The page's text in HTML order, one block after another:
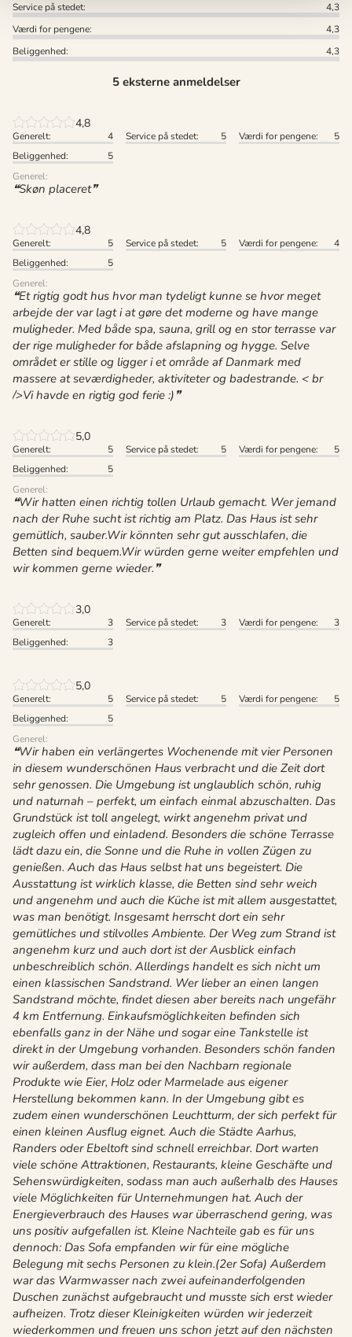
Service på stedet:
4,3
Værdi for pengene:
4,3
Beliggenhed:
4,3
5 eksterne anmeldelser
4,8
Generelt: 4 Service på stedet: 5 Værdi for pengene:
5
Beliggenhed:
5
Generel:
Skøn placeret
4,8
Generelt: 5 Service på stedet: 5 Værdi for pengene:
4
Beliggenhed:
5
Generel:
Et rigtig godt hus hvor man tydeligt kunne se hvor meget
arbejde der var lagt i at gøre det moderne og have mange
muligheder. Med både spa, sauna, grill og en stor terrasse var
der rige muligheder for både afslapning og hygge. Selve
området er stille og ligger i et område af Danmark med
massere at seværdigheder, aktiviteter og badestrande. < br
/>Vi havde en rigtig god ferie :)
5,0
Generelt: 5 Service på stedet: 5 Værdi for pengene:
5
Beliggenhed:
5
Generel:
Wir hatten einen richtig tollen Urlaub gemacht. Wer jemand
nach der Ruhe sucht ist richtig am Platz. Das Haus ist sehr
gemütlich, sauber.Wir könnten sehr gut ausschlafen, die
Betten sind bequem.Wir würden gerne weiter empfehlen und
wir kommen gerne wieder.
3,0
Generelt: 3 Service på stedet: 3 Værdi for pengene:
3
Beliggenhed:
3
5,0
Generelt: 5 Service på stedet: 5 Værdi for pengene:
5
Beliggenhed:
5
Generel:
Wir haben ein verlängertes Wochenende mit vier Personen
in diesem wunderschönen Haus verbracht und die Zeit dort
sehr genossen. Die Umgebung ist unglaublich schön, ruhig
und naturnah – perfekt, um einfach einmal abzuschalten. Das
Grundstück ist toll angelegt, wirkt angenehm privat und
zugleich offen und einladend. Besonders die schöne Terrasse
lädt dazu ein, die Sonne und die Ruhe in vollen Zügen zu
genießen. Auch das Haus selbst hat uns begeistert. Die
Ausstattung ist wirklich klasse, die Betten sind sehr weich
und angenehm und auch die Küche ist mit allem ausgestattet,
was man benötigt. Insgesamt herrscht dort ein sehr
gemütliches und stilvolles Ambiente. Der Weg zum Strand ist
angenehm kurz und auch dort ist der Ausblick einfach
unbeschreiblich schön. Allerdings handelt es sich nicht um
einen klassischen Sandstrand. Wer lieber an einen langen
Sandstrand möchte, findet diesen aber bereits nach ungefähr
4 km Entfernung. Einkaufsmöglichkeiten befinden sich
ebenfalls ganz in der Nähe und sogar eine Tankstelle ist
direkt in der Umgebung vorhanden. Besonders schön fanden
wir außerdem, dass man bei den Nachbarn regionale
Produkte wie Eier, Holz oder Marmelade aus eigener
Herstellung bekommen kann. In der Umgebung gibt es
zudem einen wunderschönen Leuchtturm, der sich perfekt für
einen kleinen Ausflug eignet. Auch die Städte Aarhus,
Randers oder Ebeltoft sind schnell erreichbar. Dort warten
viele schöne Attraktionen, Restaurants, kleine Geschäfte und
Sehenswürdigkeiten, sodass man auch außerhalb des Hauses
viele Möglichkeiten für Unternehmungen hat. Auch der
Energieverbrauch des Hauses war überraschend gering, was
uns positiv aufgefallen ist. Kleine Nachteile gab es für uns
dennoch: Das Sofa empfanden wir für eine mögliche
Belegung mit sechs Personen zu klein.(2er Sofa) Außerdem
war das Warmwasser nach zwei aufeinanderfolgenden
Duschen zunächst aufgebraucht und musste sich erst wieder
aufheizen. Trotz dieser Kleinigkeiten würden wir jederzeit
wiederkommen und freuen uns schon jetzt auf den nächsten